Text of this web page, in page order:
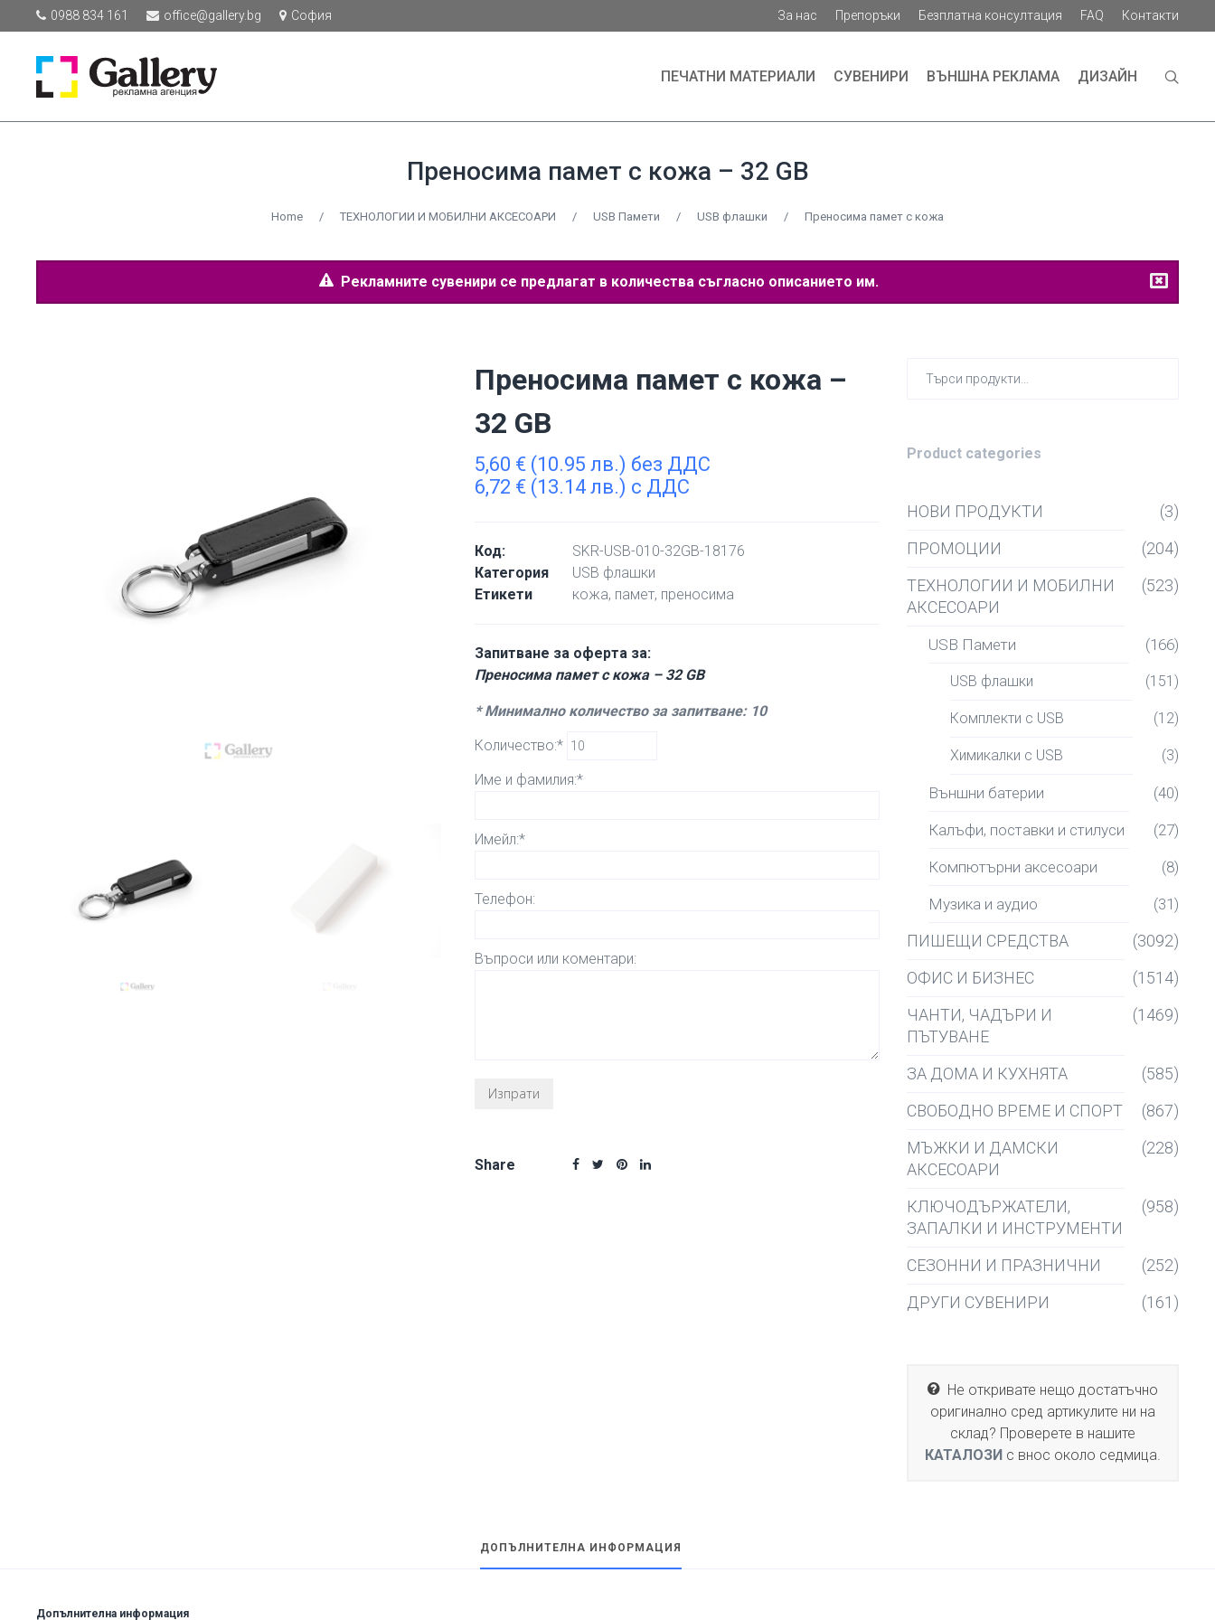
0988 834 161 office@gallery.bg София За нас Препоръки Безплатна консултация FAQ Контакти
ПЕЧАТНИ МАТЕРИАЛИ СУВЕНИРИ ВЪНШНА РЕКЛАМА ДИЗАЙН
Преносима памет с кожа – 32 GB
Home / ТЕХНОЛОГИИ И МОБИЛНИ АКСЕСОАРИ / USB Памети / USB флашки / Преносима памет с кожа
Рекламните сувенири се предлагат в количества съгласно описанието им.
Преносима памет с кожа –
32 GB
5,60 € (10.95 лв.) без ДДС
6,72 € (13.14 лв.) с ДДС
Код:
SKR-USB-010-32GB-18176
Категория
USB флашки
Етикети
кожа, памет, преносима
Запитване за оферта за:
Преносима памет с кожа – 32 GB
* Минимално количество за запитване: 10
Количество:*
Име и фамилия:*
Имейл:*
Телефон:
Въпроси или коментари:
Share
Product categories
НОВИ ПРОДУКТИ
(3)
ПРОМОЦИИ
(204)
ТЕХНОЛОГИИ И МОБИЛНИ
АКСЕСОАРИ
(523)
USB Памети (166)
USB флашки (151)
Комплекти с USB (12)
Химикалки с USB (3)
Външни батерии (40)
Калъфи, поставки и стилуси (27)
Компютърни аксесоари (8)
Музика и аудио (31)
ПИШЕЩИ СРЕДСТВА
(3092)
ОФИС И БИЗНЕС
(1514)
ЧАНТИ, ЧАДЪРИ И
ПЪТУВАНЕ
(1469)
ЗА ДОМА И КУХНЯТА
(585)
СВОБОДНО ВРЕМЕ И СПОРТ
(867)
МЪЖКИ И ДАМСКИ
АКСЕСОАРИ
(228)
КЛЮЧОДЪРЖАТЕЛИ,
ЗАПАЛКИ И ИНСТРУМЕНТИ
(958)
СЕЗОННИ И ПРАЗНИЧНИ
(252)
ДРУГИ СУВЕНИРИ
(161)
Не откривате нещо достатъчно
оригинално сред артикулите ни на
склад? Проверете в нашите
КАТАЛОЗИ с внос около седмица.
ДОПЪЛНИТЕЛНА ИНФОРМАЦИЯ
Допълнителна информация